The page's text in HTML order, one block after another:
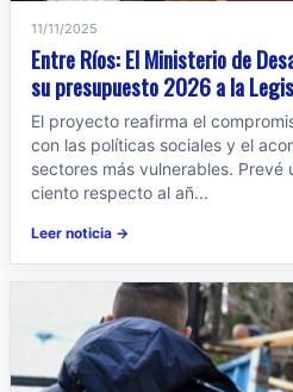
11/11/2025
Entre Ríos: El Ministerio de
su presupuesto 2026 a la
El proyecto reafirma el
con las políticas sociales y el
sectores más vulnerables. Prevé
ciento respecto al añ...
Leer noticia →